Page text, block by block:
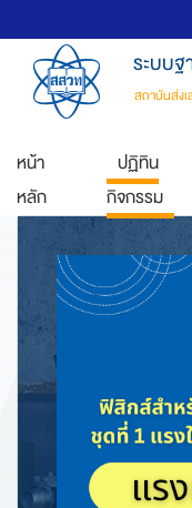
ระบบ
สถาบันส่ง
หน้า
หลัก
ปฏิทิน
กิจกรรม